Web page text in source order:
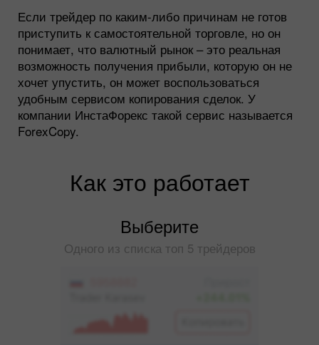
Если трейдер по каким-либо причинам не готов
приступить к самостоятельной торговле, но он
понимает, что валютный рынок – это реальная
возможность получения прибыли, которую он не
хочет упустить, он может воспользоваться
удобным сервисом копирования сделок. У
компании ИнстаФорекс такой сервис называется
ForexCopy.
Как это работает
Выберите
Одного из списка топ 5 трейдеров